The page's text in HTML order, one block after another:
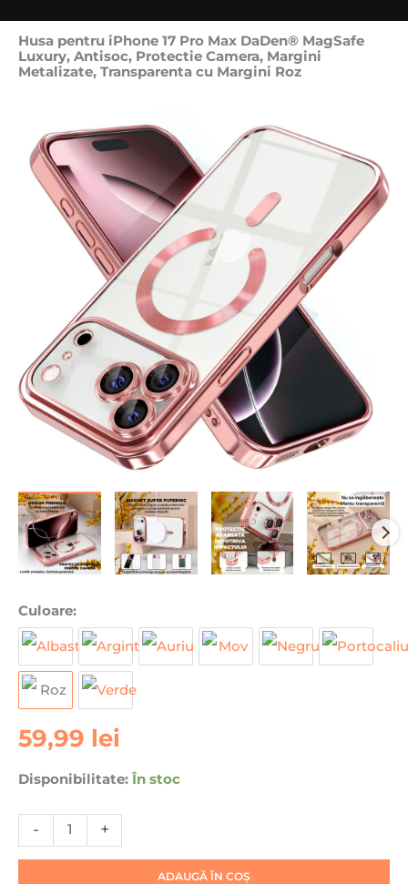
Husa pentru iPhone 17 Pro Max DaDen® MagSafe
Luxury, Antisoc, Protectie Camera, Margini
Metalizate, Transparenta cu Margini Roz
Culoare:
59,99 lei
Disponibilitate: În stoc
-
Cantitate
Husa
pentru
iPhone
17
Pro
Max
MagSafe
Antisoc,
Camera,
+
ADAUGĂ ÎN COȘ